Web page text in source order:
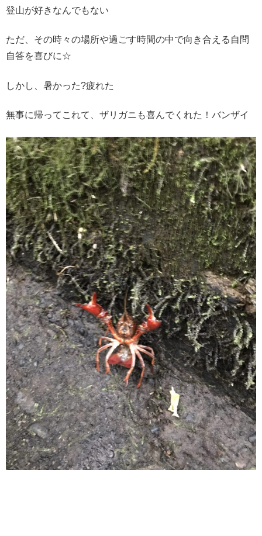
登山が好きなんでもない
ただ、その時々の場所や過ごす時間の中で向き合える自問
自答を喜びに☆
しかし、暑かった?疲れた
無事に帰ってこれて、ザリガニも喜んでくれた！バンザイ